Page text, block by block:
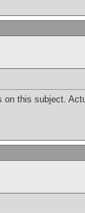
this subject.